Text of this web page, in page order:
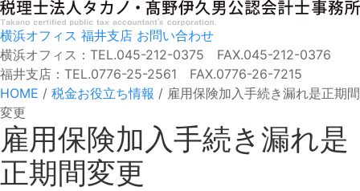
横浜オフィス 福井支店 お問い合わせ
横浜オフィス：TEL.045-212-0375 FAX.045-212-0376
福井支店：TEL.0776-25-2561 FAX.0776-26-7215
HOME / 税金お役立ち情報 / 雇用保険加入手続き漏れ是正期間
変更
雇用保険加入手続き漏れ是
正期間変更